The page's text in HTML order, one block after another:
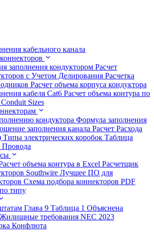
кабельного канала
заполнения кондуктором Расчет
с Учетом Делирования Расчетка
Расчет объема корпуса кондуктора
кабеля Cat6 Расчет объема контура по
Sizes
кондуктора Формула заполнения
заполнения канала Расчет Расхода
Типы электрических коробок Таблица
объема контура в Excel Расчетщик
Southwire Лучшее ПО для
Схема подбора коннекторов PDF
типу
Глава 9 Таблица 1 Объяснена
требования NEC 2023
Конфлюта